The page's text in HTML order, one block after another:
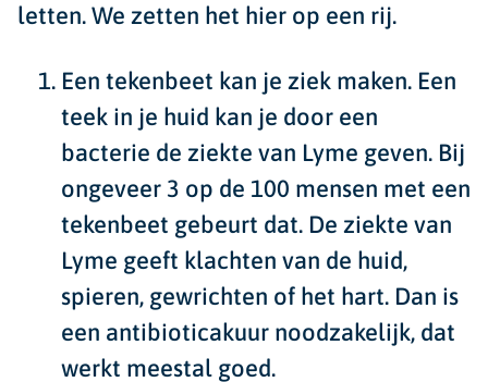
letten. We zetten het hier op een rij.
Een tekenbeet kan je ziek maken. Een
teek in je huid kan je door een
bacterie de ziekte van Lyme geven. Bij
ongeveer 3 op de 100 mensen met een
tekenbeet gebeurt dat. De ziekte van
Lyme geeft klachten van de huid,
spieren, gewrichten of het hart. Dan is
een antibioticakuur noodzakelijk, dat
werkt meestal goed.